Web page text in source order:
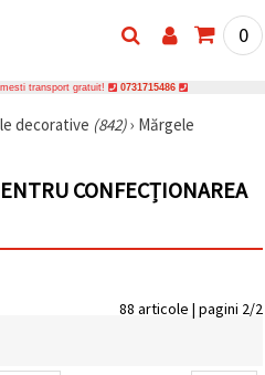
0
transport gratuit! 0731715486
decorative (842)› Mărgele
CONFECȚIONAREA
88 articole | pagini 2/2